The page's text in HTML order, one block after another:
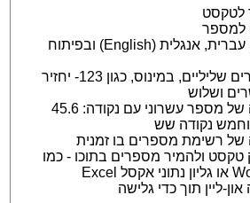
לטקסט
למספר
המרה בשפות: עברית, אנגלית (English) ובפיתוח
עובד עם מספרים שליליים, במינוס, כגון 123- יחזיר
ושלוש
מאפשר המרה של מספר עשרוני עם נקודה: 45.6
וחמש נקודה שש
רשימת מספרים בו זמנית
ולהמיר מספרים בתוכו - כמו
ליין תוך כדי גלישה